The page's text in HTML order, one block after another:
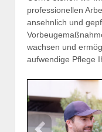
professionellen
ansehnlich und
wachsen und
aufwendige Pflege